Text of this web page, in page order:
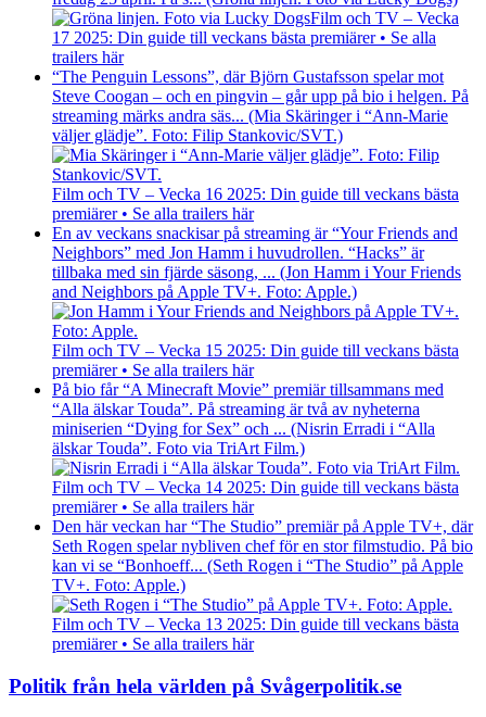
Film och TV – Vecka
17 2025: Din guide till veckans bästa premiärer • Se alla
trailers här
“The Penguin Lessons”, där Björn Gustafsson spelar mot
Steve Coogan – och en pingvin – går upp på bio i helgen. På
streaming märks andra säs... (Mia Skäringer i “Ann-Marie
väljer glädje”. Foto: Filip Stankovic/SVT.)
Film och TV – Vecka 16 2025: Din guide till veckans bästa
premiärer • Se alla trailers här
En av veckans snackisar på streaming är “Your Friends and
Neighbors” med Jon Hamm i huvudrollen. “Hacks” är
tillbaka med sin fjärde säsong, ... (Jon Hamm i Your Friends
and Neighbors på Apple TV+. Foto: Apple.)
Film och TV – Vecka 15 2025: Din guide till veckans bästa
premiärer • Se alla trailers här
På bio får “A Minecraft Movie” premiär tillsammans med
“Alla älskar Touda”. På streaming är två av nyheterna
miniserien “Dying for Sex” och ... (Nisrin Erradi i “Alla
älskar Touda”. Foto via TriArt Film.)
Film och TV – Vecka 14 2025: Din guide till veckans bästa
premiärer • Se alla trailers här
Den här veckan har “The Studio” premiär på Apple TV+, där
Seth Rogen spelar nybliven chef för en stor filmstudio. På bio
kan vi se “Bonhoeff... (Seth Rogen i “The Studio” på Apple
TV+. Foto: Apple.)
Film och TV – Vecka 13 2025: Din guide till veckans bästa
premiärer • Se alla trailers här
Politik från hela världen på Svågerpolitik.se